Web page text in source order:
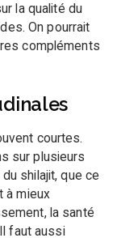
la qualité du
On pourrait
compléments
courtes.
sur plusieurs
shilajit, que ce
à mieux
la santé
faut aussi